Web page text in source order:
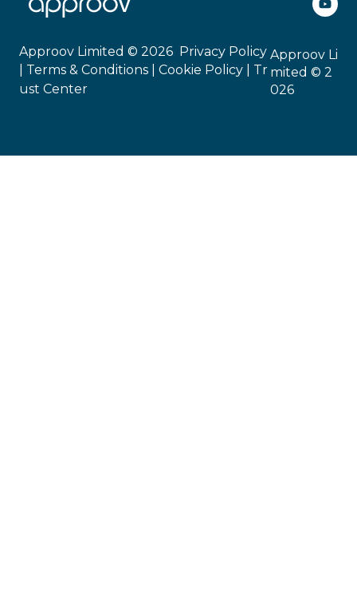
Approov Limited © 2026 Privacy Policy
Terms & Conditions | Cookie Policy
Tr
ust Center
Approov Li
mited © 2
026